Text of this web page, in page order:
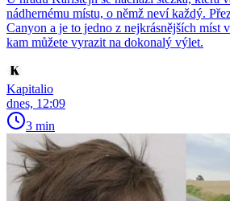
nádhernému místu, o němž neví každý.
Canyon a je to jedno z nejkrásnějších míst
kam můžete vyrazit na dokonalý výlet.
Kapitalio
dnes, 12:09
3 min